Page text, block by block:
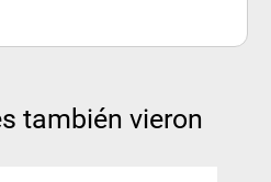
también vieron